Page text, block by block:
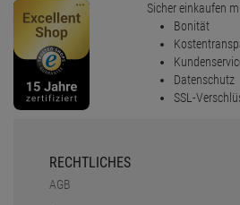
Sicher einkaufen
Bonität
Datenschutz
SSL-
RECHTLICHES
AGB